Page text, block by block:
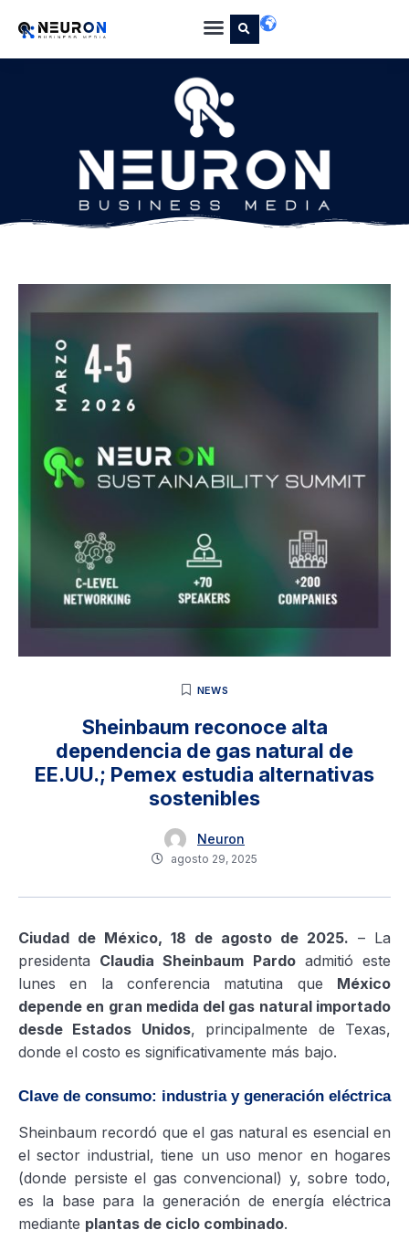
NEWS
Sheinbaum reconoce alta
dependencia de gas natural de
EE.UU.; Pemex estudia alternativas
sostenibles
Neuron
agosto 29, 2025
Ciudad de México, 18 de agosto de 2025. – La
presidenta Claudia Sheinbaum Pardoadmitió este
lunes en la conferencia matutina que México
depende en gran medida del gas natural importado
desde Estados Unidos, principalmente de Texas,
donde el costo es significativamente más bajo.
Clave de consumo: industria y generación eléctrica
Sheinbaum recordó que el gas natural es esencial en
el sector industrial, tiene un uso menor en hogares
(donde persiste el gas convencional) y, sobre todo,
es la base para la generación de energía eléctrica
mediante plantas de ciclo combinado.